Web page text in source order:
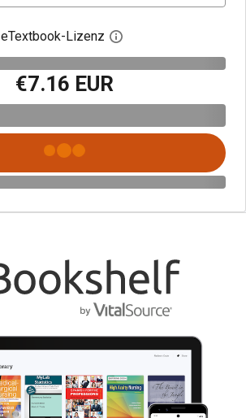
eTextbook-Lizenz Digitalen
€7.16 EUR